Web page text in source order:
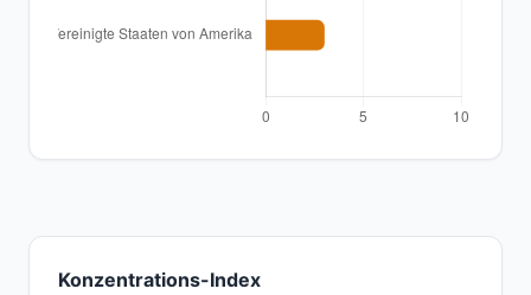
Konzentrations-Index